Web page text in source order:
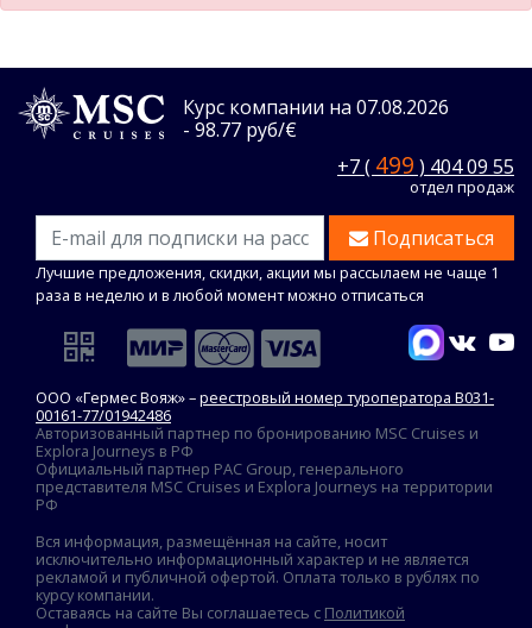
Курс компании на 07.08.2026
- 98.77 руб/€
+7 ( 499 ) 404 09 55
отдел продаж
Подписаться
Лучшие предложения, скидки, акции мы рассылаем не чаще 1
раза в неделю и в любой момент можно отписаться
ООО «Гермес Вояж» –реестровый номер туроператора В031-
00161-77/01942486
Авторизованный партнер по бронированию MSC Cruises и
Explora Journeys в РФ
Официальный партнер PAC Group, генерального
представителя MSC Cruises и Explora Journeys на территории
РФ
Вся информация, размещённая на сайте, носит
исключительно информационный характер и не является
рекламой и публичной офертой. Оплата только в рублях по
курсу компании.
Оставаясь на сайте Вы соглашаетесь с Политикой